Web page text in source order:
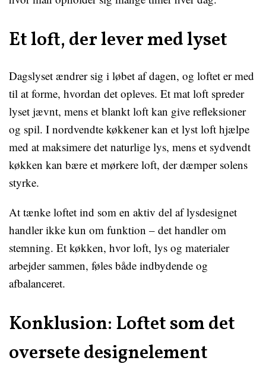
Et loft, der lever med lyset
Dagslyset ændrer sig i løbet af dagen, og loftet er med
til at forme, hvordan det opleves. Et mat loft spreder
lyset jævnt, mens et blankt loft kan give refleksioner
og spil. I nordvendte køkkener kan et lyst loft hjælpe
med at maksimere det naturlige lys, mens et sydvendt
køkken kan bære et mørkere loft, der dæmper solens
styrke.
At tænke loftet ind som en aktiv del af lysdesignet
handler ikke kun om funktion – det handler om
stemning. Et køkken, hvor loft, lys og materialer
arbejder sammen, føles både indbydende og
afbalanceret.
Konklusion: Loftet som det
oversete designelement